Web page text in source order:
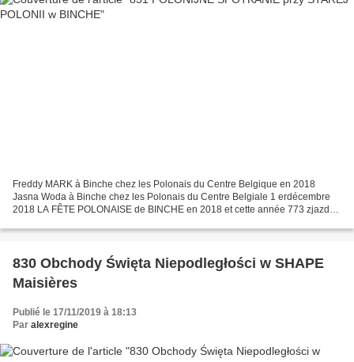
Freddy MARK à Binche chez les Polonais du Centre Belgique en 2018
Jasna Woda à Binche chez les Polonais du Centre Belgiale 1 erdécembre
2018 LA FÊTE POLONAISE de BINCHE en 2018 et cette année 773 zjazd
830 Obchody Święta Niepodległości w SHAPE
Maisières
Publié le 17/11/2019 à 18:13
Par alexregine